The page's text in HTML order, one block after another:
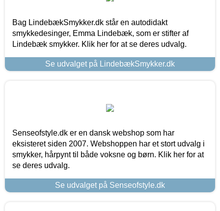
Bag LindebækSmykker.dk står en autodidakt
smykkedesinger, Emma Lindebæk, som er stifter af
Lindebæk smykker. Klik her for at se deres udvalg.
Se udvalget på LindebækSmykker.dk
Senseofstyle.dk er en dansk webshop som har
eksisteret siden 2007. Webshoppen har et stort udvalg i
smykker, hårpynt til både voksne og børn. Klik her for at
se deres udvalg.
Se udvalget på Senseofstyle.dk